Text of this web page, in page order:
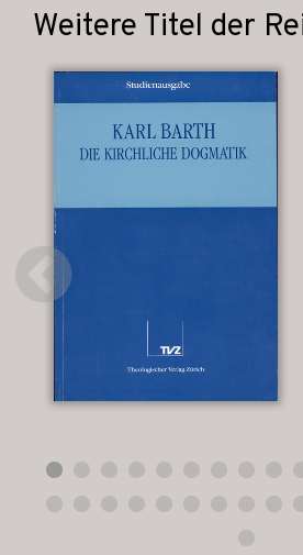
Weitere Titel der